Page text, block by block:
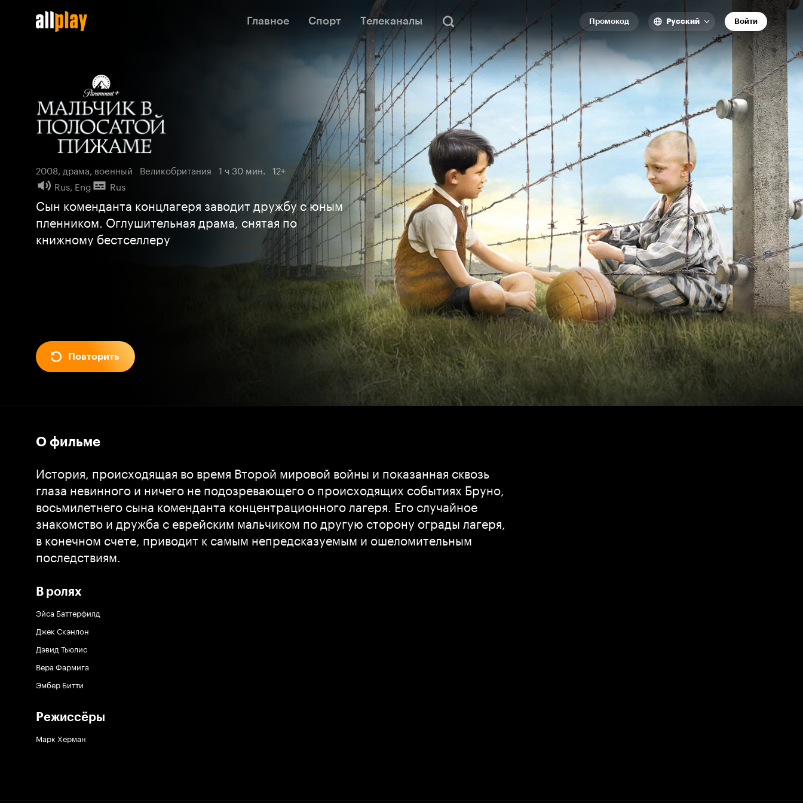
Главное Спорт Телеканалы Промокод Русский Войти
Мальчик в полосатой пижаме
2008, драма, военный Великобритания 1 ч 30 мин. 12+
Rus, Eng
Rus
Сын коменданта концлагеря заводит дружбу с юным
пленником. Оглушительная драма, снятая по
книжному бестселлеру
Повторить
О фильме
История, происходящая во время Второй мировой войны и показанная сквозь
глаза невинного и ничего не подозревающего о происходящих событиях Бруно,
восьмилетнего сына коменданта концентрационного лагеря. Его случайное
знакомство и дружба с еврейским мальчиком по другую сторону ограды лагеря,
в конечном счете, приводит к самым непредсказуемым и ошеломительным
последствиям.
В ролях
Эйса Баттерфилд
Джек Скэнлон
Дэвид Тьюлис
Вера Фармига
Эмбер Битти
Режиссёры
Марк Херман